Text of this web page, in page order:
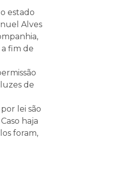
estado
Alves
fim de
de
lei são
haja
foram,